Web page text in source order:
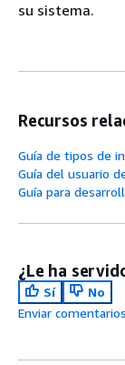
su sistema.
Recursos
Guía de tipos de
Guía del usuario
Guía para
¿Le ha
Sí
No
Enviar comentarios